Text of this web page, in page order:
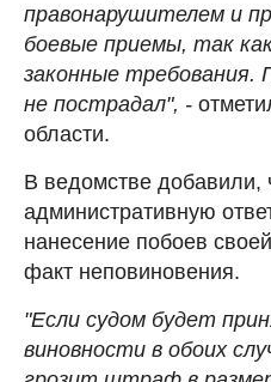
правонарушителем и
боевые приемы, так
законные требования.
не пострадал", -
области.
В ведомстве добавили,
административную
нанесение побоев
факт неповиновения.
"Если судом будет
виновности в обоих